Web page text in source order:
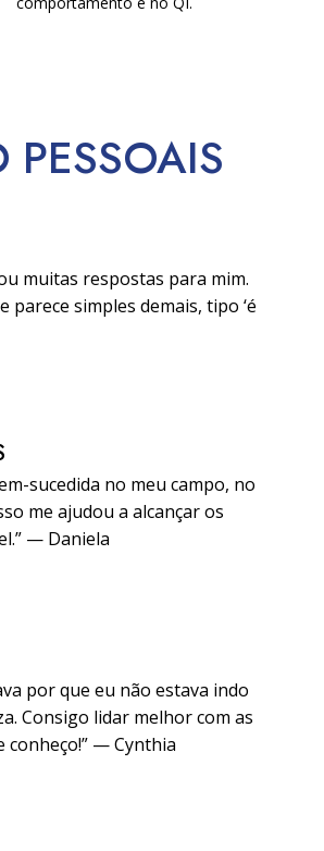
PESSOAIS
muitas respostas para mim.
parece simples demais, tipo ‘é
sucedida no meu campo, no
me ajudou a alcançar os
— Daniela
por que eu não estava indo
Consigo lidar melhor com as
conheço!” — Cynthia